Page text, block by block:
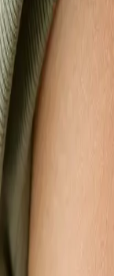
Kč900
Délka
15 min
Zjistit více
Rezervovat konzultaci
Praktické
eNeschopenka
Lékař registrovaný
vystaví
odůvodněno.